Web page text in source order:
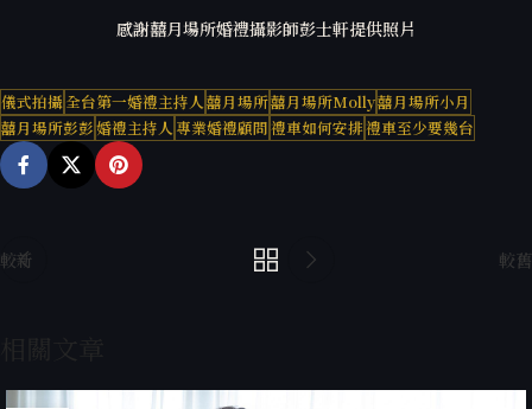
感謝囍月場所婚禮攝影師彭士軒提供照片
儀式拍攝全台第一婚禮主持人囍月場所囍月場所Molly囍月場所小月
囍月場所彭彭婚禮主持人專業婚禮顧問禮車如何安排禮車至少要幾台
較新 較舊